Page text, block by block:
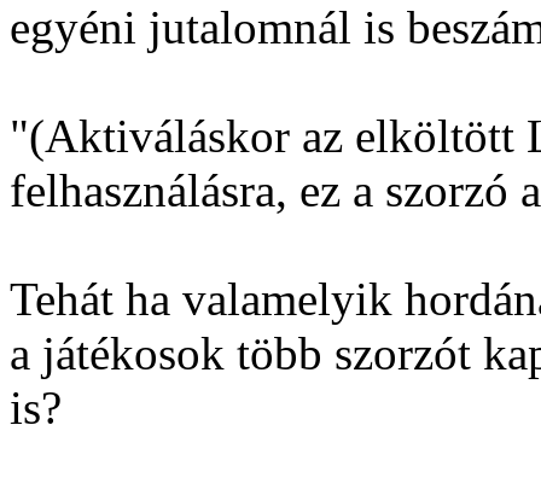
egyéni jutalomnál is
"(Aktiváláskor az elköltött
felhasználásra, ez a
Tehát ha valamelyik
a játékosok több szorzót
is?